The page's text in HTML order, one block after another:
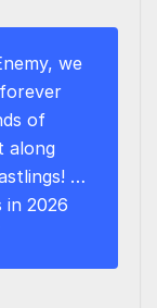
we
of
along
…
2026